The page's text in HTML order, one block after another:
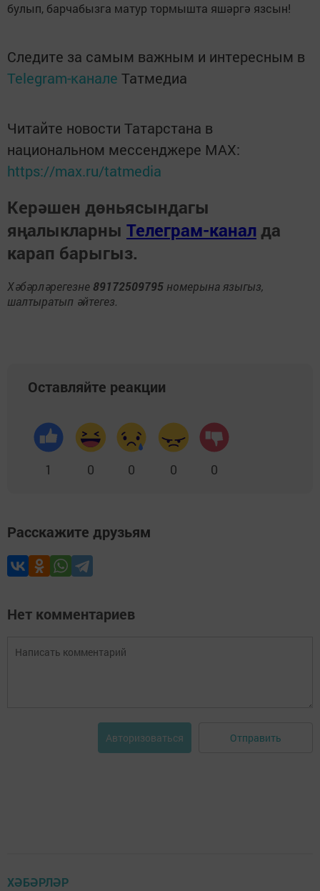
булып, барчабызга матур тормышта яшәргә язсын!
Следите за самым важным и интересным в
Telegram-канале Татмедиа
Читайте новости Татарстана в
национальном мессенджере MАХ:
https://max.ru/tatmedia
Керәшен дөньясындагы
яңалыкларны Телеграм-канал да
карап барыгыз.
Хәбәрләрегезне 89172509795 номерына языгыз,
шалтыратып әйтегез.
Оставляйте реакции
1 0 0 0 0
Расскажите друзьям
Нет комментариев
Авторизоваться Отправить
ХӘБӘРЛӘР